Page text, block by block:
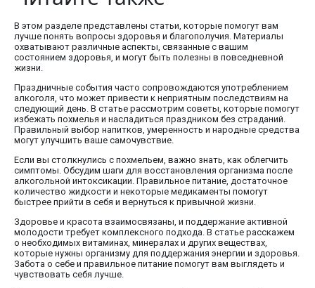
В этом разделе представлены статьи, которые помогут вам
лучше понять вопросы здоровья и благополучия. Материалы
охватывают различные аспекты, связанные с вашим
состоянием здоровья, и могут быть полезны в повседневной
жизни.
Праздничные события часто сопровождаются употреблением
алкоголя, что может привести к неприятным последствиям на
следующий день. В статье рассмотрим советы, которые помогут
избежать похмелья и насладиться праздником без страданий.
Правильный выбор напитков, умеренность и народные средства
могут улучшить ваше самочувствие.
Если вы столкнулись с похмельем, важно знать, как облегчить
симптомы. Обсудим шаги для восстановления организма после
алкогольной интоксикации. Правильное питание, достаточное
количество жидкости и некоторые медикаменты помогут
быстрее прийти в себя и вернуться к привычной жизни.
Здоровье и красота взаимосвязаны, и поддержание активной
молодости требует комплексного подхода. В статье расскажем
о необходимых витаминах, минералах и других веществах,
которые нужны организму для поддержания энергии и здоровья.
Забота о себе и правильное питание помогут вам выглядеть и
чувствовать себя лучше.